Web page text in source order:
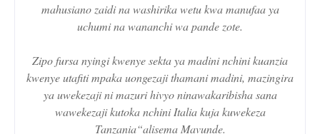
mahusiano zaidi na washirika wetu kwa manufaa ya
uchumi na wananchi wa pande zote.
Zipo fursa nyingi kwenye sekta ya madini nchini kuanzia
kwenye utafiti mpaka uongezaji thamani madini, mazingira
ya uwekezaji ni mazuri hivyo ninawakaribisha sana
wawekezaji kutoka nchini Italia kuja kuwekeza
Tanzania“alisema Mavunde.